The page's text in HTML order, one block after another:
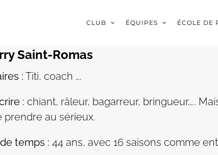
CLUB ÉQUIPES ÉCOLE DE
Saint-Romas
: Titi, coach ….
: chiant, râleur, bagarreur, bringueur…..
prendre au sérieux.
temps : 44 ans, avec 16 saisons comme